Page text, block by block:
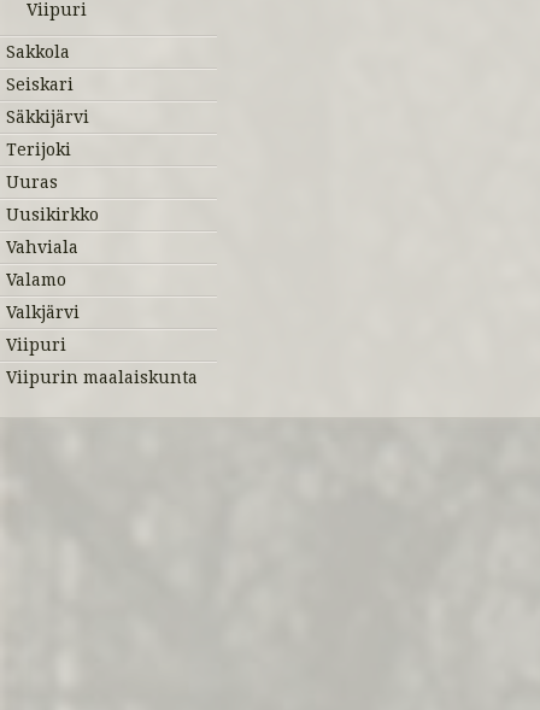
Viipuri
Sakkola
Seiskari
Säkkijärvi
Terijoki
Uuras
Uusikirkko
Vahviala
Valamo
Valkjärvi
Viipuri
Viipurin maalaiskunta